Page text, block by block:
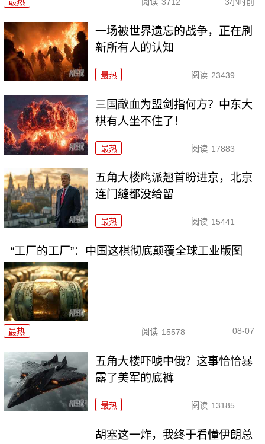
一场被世界遗忘的战争，正在刷
新所有人的认知
最热 阅读 23439
三国歃血为盟剑指何方？中东大
棋有人坐不住了！
最热 阅读 17883
五角大楼鹰派翘首盼进京，北京
连门缝都没给留
最热 阅读 15441
“工厂的工厂”：中国这棋彻底颠覆全球工业版图
最热 阅读 15578 08-07
五角大楼吓唬中俄？这事恰恰暴
露了美军的底裤
最热 阅读 13185
胡塞这一炸，我终于看懂伊朗总